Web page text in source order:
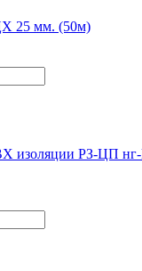
25 мм. (50м)
изоляции РЗ-ЦП